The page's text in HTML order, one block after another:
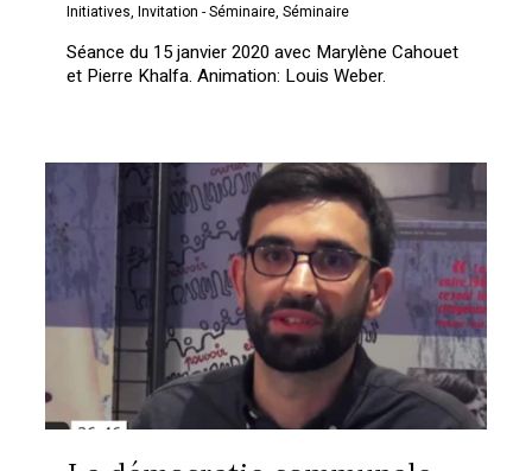
Initiatives,Invitation - Séminaire,Séminaire
Séance du 15 janvier 2020 avec Marylène Cahouet
et Pierre Khalfa. Animation: Louis Weber.